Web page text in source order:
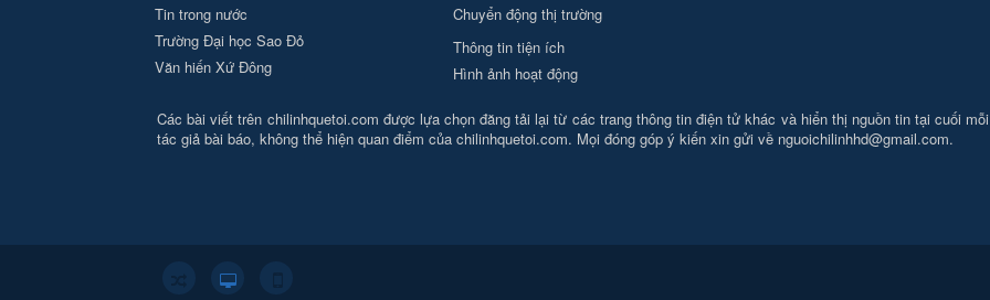
Tin trong nước
Trường Đại học Sao Đỏ
Văn hiến Xứ Đông
Chuyển động thị trường
Thông tin tiện ích
Hình ảnh hoạt động
Các bài viết trên chilinhquetoi.com được lựa chọn đăng tải lại từ các trang thông tin điện tử khác và hiển thị nguồn tin tại cuối
tác giả bài báo, không thể hiện quan điểm của chilinhquetoi.com. Mọi đóng góp ý kiến xin gửi về nguoichilinhhd@gmail.com.